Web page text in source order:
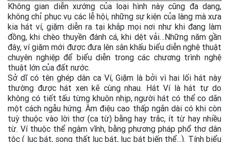
Không gian diễn xướng của loại hình này cũng đa dạng,
không chỉ phục vụ các lễ hội, những sự kiện của làng mà xưa
kia hát ví, giặm diễn ra tại khắp mọi nơi như khi đang làm
đồng, khi chèo thuyền đánh cá, khi dệt vải…Những năm gần
đây, ví giặm mới được đưa lên sân khấu biểu diễn nghệ thuật
chuyên nghiệp để biểu diễn trong các chương trình nghệ
thuật lớn của đất nước.
Sở dĩ có tên ghép dân ca Ví, Giặm là bởi vì hai lối hát này
thường được hát xen kẽ cùng nhau. Hát Ví là hát tự do
không có tiết tấu từng khuôn nhịp, người hát có thể co dãn
một cách ngẫu hứng. Âm điệu cao thấp ngắn dài có khi còn
tuỳ thuộc vào lời thơ (ca từ) bằng hay trắc, ít từ hay nhiều
từ. Ví thuộc thể ngâm vĩnh, bằng phương pháp phổ thơ dân
tộc ( lục bát, song thất lục bát, lục bát biến thể...). Tính biểu